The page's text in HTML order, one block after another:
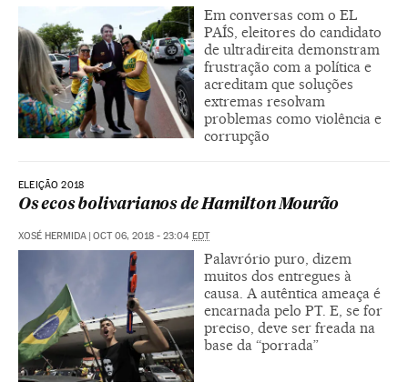
Em conversas com o EL
PAÍS, eleitores do candidato
de ultradireita demonstram
frustração com a política e
acreditam que soluções
extremas resolvam
problemas como violência e
corrupção
ELEIÇÃO 2018
Os ecos bolivarianos de Hamilton Mourão
XOSÉ HERMIDA OCT 06, 2018 - 23:04 EDT
Palavrório puro, dizem
muitos dos entregues à
causa. A autêntica ameaça é
encarnada pelo PT. E, se for
preciso, deve ser freada na
base da “porrada”